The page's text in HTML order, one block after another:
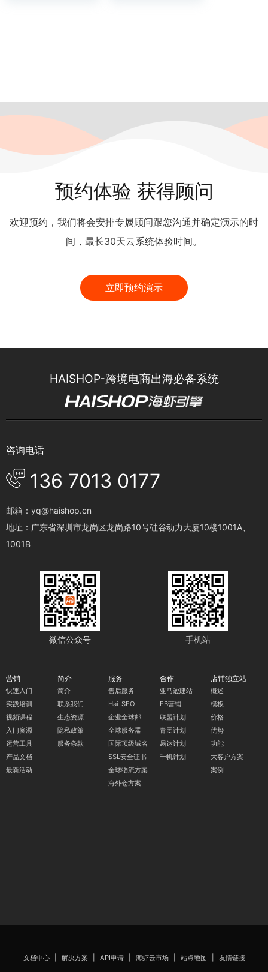
预约体验 获得顾问
欢迎预约，我们将会安排专属顾问跟您沟通并确定演示的时
间，最长30天云系统体验时间。
立即预约演示
HAISHOP-跨境电商出海必备系统
咨询电话
136 7013 0177
邮箱：yq@haishop.cn
地址：广东省深圳市龙岗区龙岗路10号硅谷动力大厦10楼1001A、
1001B
微信公众号 手机站
营销
快速入门
实践培训
视频课程
入门资源
运营工具
产品文档
最新活动
简介
简介
联系我们
生态资源
隐私政策
服务条款
服务
售后服务
Hai-SEO
企业全球邮
全球服务器
国际顶级域名
SSL安全证书
全球物流方案
海外仓方案
合作
亚马逊建站
FB营销
联盟计划
青团计划
易达计划
千帆计划
店铺独立站
概述
模板
价格
优势
功能
大客户方案
案例
文档中心| 解决方案 API申请| 海虾云市场| 站点地图 友情链接